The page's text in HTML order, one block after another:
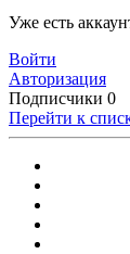
Уже есть
Войти
Авторизация
Подписчики 0
Перейти к